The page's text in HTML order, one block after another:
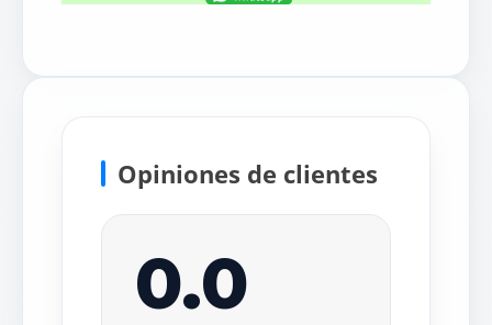
Opiniones de clientes
0.0
Escribir tu opinión